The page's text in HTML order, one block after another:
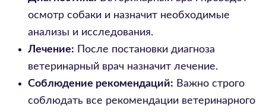
осмотр собаки и назначит необходимые
анализы и исследования.
Лечение: После постановки диагноза
ветеринарный врач назначит лечение.
Соблюдение рекомендаций: Важно строго
соблюдать все рекомендации ветеринарного